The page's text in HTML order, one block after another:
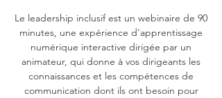
Le leadership inclusif est un webinaire de 90
minutes, une expérience d'apprentissage
numérique interactive dirigée par un
animateur, qui donne à vos dirigeants les
connaissances et les compétences de
communication dont ils ont besoin pour